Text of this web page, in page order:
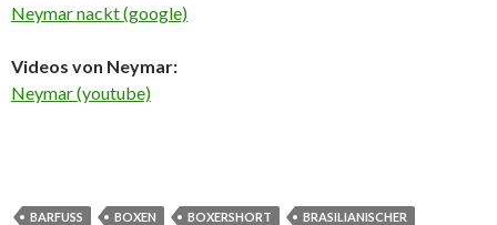
Neymar nackt (google)
Videos von Neymar:
Neymar (youtube)
BARFUSS BOXEN BOXERSHORT
BRASILIANISCHER